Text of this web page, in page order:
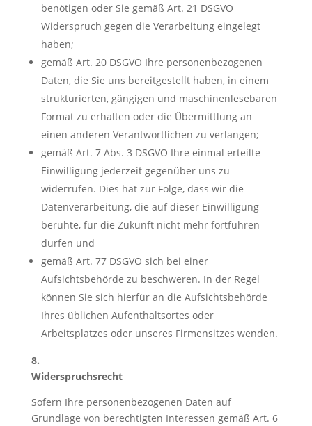
benötigen oder Sie gemäß Art. 21 DSGVO
Widerspruch gegen die Verarbeitung eingelegt
haben;
gemäß Art. 20 DSGVO Ihre personenbezogenen
Daten, die Sie uns bereitgestellt haben, in einem
strukturierten, gängigen und maschinenlesebaren
Format zu erhalten oder die Übermittlung an
einen anderen Verantwortlichen zu verlangen;
gemäß Art. 7 Abs. 3 DSGVO Ihre einmal erteilte
Einwilligung jederzeit gegenüber uns zu
widerrufen. Dies hat zur Folge, dass wir die
Datenverarbeitung, die auf dieser Einwilligung
beruhte, für die Zukunft nicht mehr fortführen
dürfen und
gemäß Art. 77 DSGVO sich bei einer
Aufsichtsbehörde zu beschweren. In der Regel
können Sie sich hierfür an die Aufsichtsbehörde
Ihres üblichen Aufenthaltsortes oder
Arbeitsplatzes oder unseres Firmensitzes wenden.
8.
Widerspruchsrecht
Sofern Ihre personenbezogenen Daten auf
Grundlage von berechtigten Interessen gemäß Art. 6